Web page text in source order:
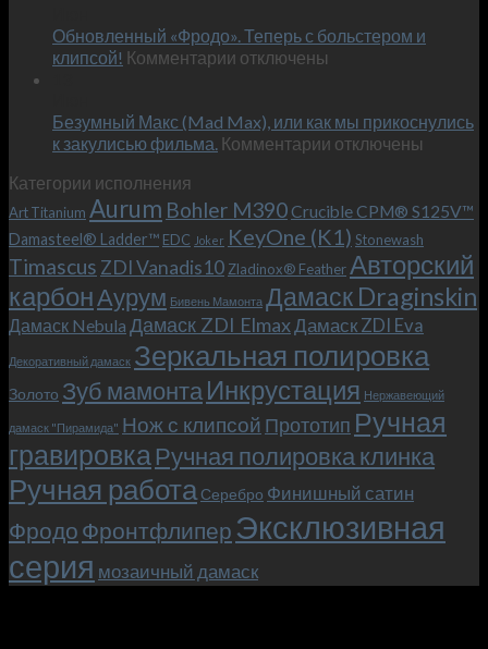
–
и
KeyOne
Обновленный «Фродо». Теперь с больстером и
клипсой! Комментарии к
«Фродо».
Теперь
и
клипсой!
отключены
Безумный Макс (Mad Max), или как мы прикоснулись
к закулисью фильма. Комментарии к
Макс
(Mad
Max),
или
как
мы
прикоснулись
к
фильма.
отключены
Категории исполнения
Art Titanium Aurum Bohler M390Crucible CPM® S125V™
Damasteel® Ladder™ EDC Joker KeyOne (K1) Stonewash
Timascus ZDI Vanadis10 Zladinox® FeatherАвторский
карбонАурум Бивень Мамонта Дамаск Draginskin
Дамаск Nebula Дамаск ZDI ElmaxДамаск ZDI Eva
Декоративный дамаск Зеркальная полировка
Золото Зуб мамонтаИнкрустация Нержавеющий
дамаск "Пирамида" Нож с клипсой Прототип Ручная
гравировкаРучная полировка клинка
Ручная работа Серебро Финишный сатин
Фродо Фронтфлипер Эксклюзивная
серия мозаичный дамаск